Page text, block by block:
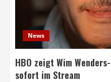
News
HBO zeigt Wim
sofort im Stream